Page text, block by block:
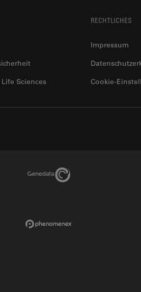
Sciences
RECHTLICHES
Impressum
Cookie-
Genedata Link